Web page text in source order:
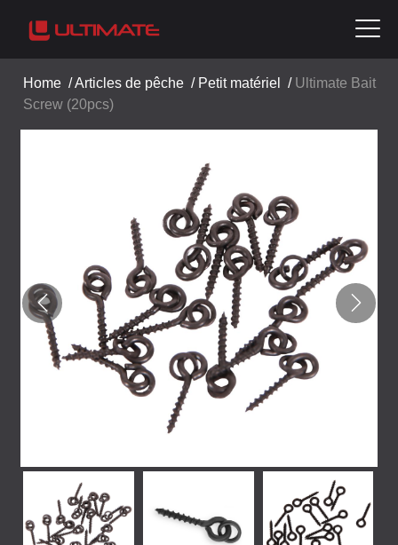
Home /Articles de pêche / Petit matériel / Ultimate Bait
Screw (20pcs)